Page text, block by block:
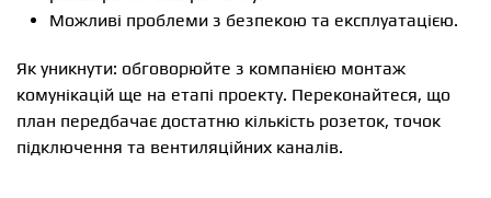
Можливі проблеми з безпекою та експлуатацією.
Як уникнути: обговорюйте з компанією монтаж
комунікацій ще на етапі проекту. Переконайтеся, що
план передбачає достатню кількість розеток, точок
підключення та вентиляційних каналів.